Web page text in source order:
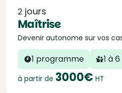
2 jours
Maîtrise
Devenir autonome sur vos
1 programme 1 à
à partir de 3000€ HT